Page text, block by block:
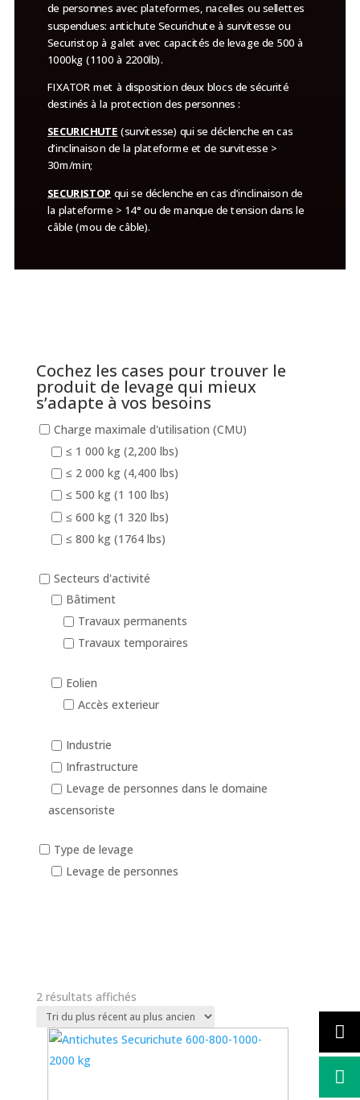
de personnes avec plateformes, nacelles ou sellettes
suspendues: antichute Securichute à survitesse ou
Securistop à galet avec capacités de levage de 500 à
1000kg (1100 à 2200lb).
FIXATOR met à disposition deux blocs de sécurité
destinés à la protection des personnes :
SECURICHUTE (survitesse) qui se déclenche en cas
d’inclinaison de la plateforme et de survitesse >
30m/min;
SECURISTOP qui se déclenche en cas d’inclinaison de
la plateforme > 14° ou de manque de tension dans le
câble (mou de câble).
Cochez les cases pour trouver le
produit de levage qui mieux
s’adapte à vos besoins
Charge maximale d'utilisation (CMU)
≤ 1 000 kg (2,200 lbs)
≤ 2 000 kg (4,400 lbs)
≤ 500 kg (1 100 lbs)
≤ 600 kg (1 320 lbs)
≤ 800 kg (1764 lbs)
Secteurs d'activité
Bâtiment
Travaux permanents
Travaux temporaires
Eolien
Accès exterieur
Industrie
Infrastructure
Levage de personnes dans le domaine
ascensoriste
Type de levage
Levage de personnes
In stock
Catégories de produits
2 résultats affichésTrié
du
plus